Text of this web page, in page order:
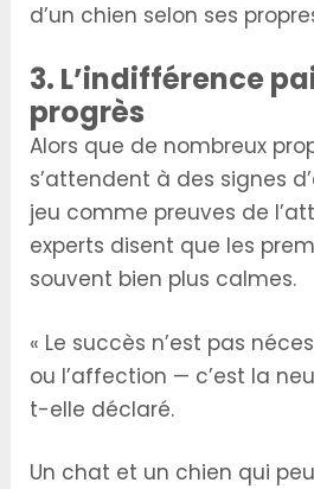
d’un chien selon ses
3. L’indifférence
progrès
Alors que de nombreux
s’attendent à des signes
jeu comme preuves de
experts disent que les
souvent bien plus calmes.
« Le succès n’est pas
ou l’affection — c’est la
t-elle déclaré.
Un chat et un chien qui